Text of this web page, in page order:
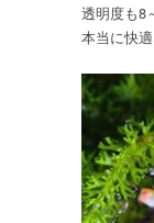
透明度も8
本当に快